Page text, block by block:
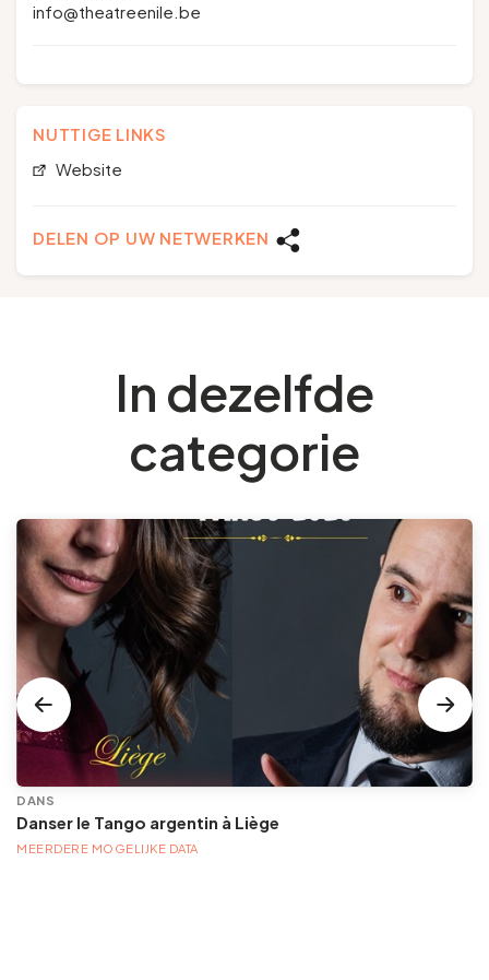
info@theatreenile.be
NUTTIGE LINKS
Website
DELEN OP UW NETWERKEN
In dezelfde
categorie
DANS
Danser le Tango argentin à Liège
MEERDERE MOGELIJKE DATA